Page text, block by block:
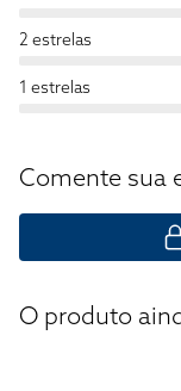
2 estrelas
1 estrelas
Comente sua
O produto